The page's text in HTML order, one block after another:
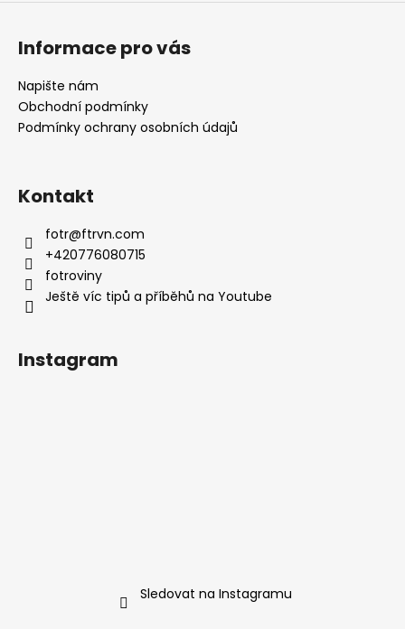
Informace pro vás
Napište nám
Obchodní podmínky
Podmínky ochrany osobních údajů
Kontakt
fotr@ftrvn.com
+420776080715
fotroviny
Ještě víc tipů a příběhů na Youtube
Instagram
Sledovat na Instagramu